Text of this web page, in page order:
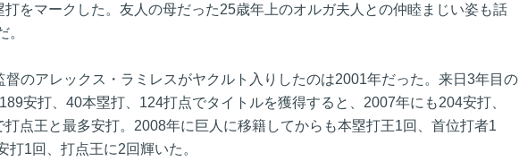
打をマークした。友人の母だった25歳年上のオルガ夫人との仲睦まじい姿も話
。
督のアレックス・ラミレスがヤクルト入りしたのは2001年だった。来日3年目の
安打、40本塁打、124打点でタイトルを獲得すると、2007年にも204安打、
打点王と最多安打。2008年に巨人に移籍してからも本塁打王1回、首位打者1
打1回、打点王に2回輝いた。